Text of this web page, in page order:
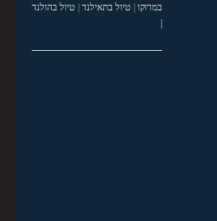
במרוקו| טיול בתאילנד| טיול בהולנד
|